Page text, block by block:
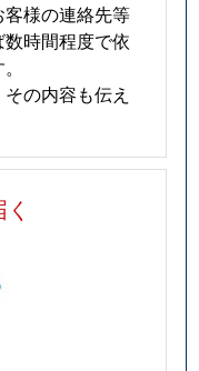
様の連絡先等
時間程度で依
の内容も伝え